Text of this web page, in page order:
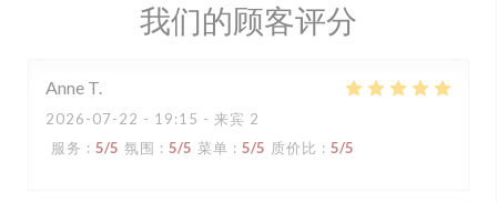
我们的顾客评分
Anne T
2026-07-22 - 19:15 - 来宾 2
服务 : 5/5 氛围 : 5/5 菜单 : 5/5 质价比 : 5/5